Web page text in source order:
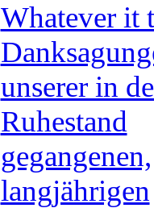
Whatever it
unserer in
Ruhestand
gegangenen,
langjährigen